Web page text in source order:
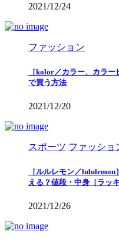
2021/12/24
ファッション
［kolor／カラー、カラ
で買う方法
2021/12/20
スポーツ ファッショ
［ルルレモン／
える？値段・中身［ラッ
2021/12/26